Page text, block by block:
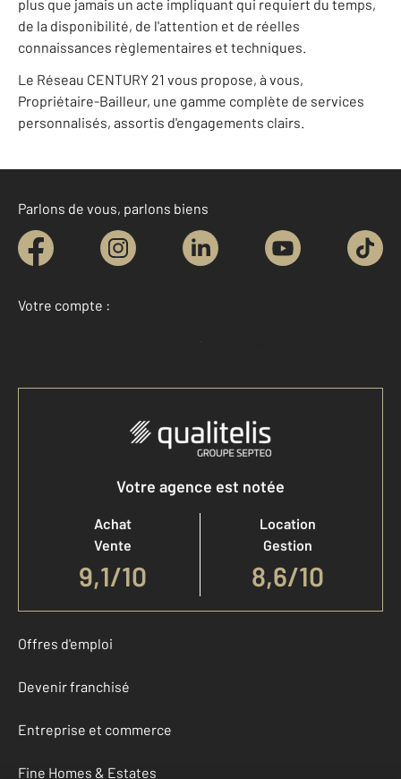
plus que jamais un acte impliquant qui requiert du temps,
de la disponibilité, de l'attention et de réelles
connaissances règlementaires et techniques.
Le Réseau CENTURY 21 vous propose, à vous,
Propriétaire-Bailleur, une gamme complète de services
personnalisés, assortis d'engagements clairs.
Parlons de vous, parlons biens
Votre compte :
Accéder à mon compte
Votre agence est notée
Achat
Vente
9,1/10
Location
Gestion
8,6/10
Offres d'emploi
Devenir franchisé
Entreprise et commerce
Fine Homes & Estates